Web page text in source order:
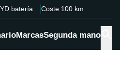
batería Coste 100 km
MarcasSegunda mano